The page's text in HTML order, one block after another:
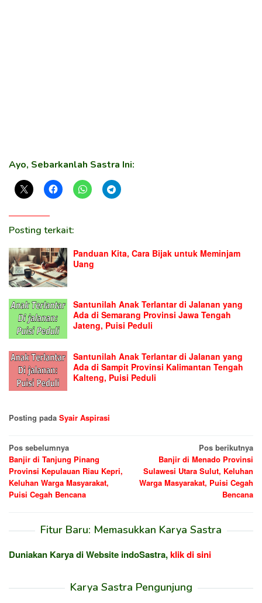
Ayo, Sebarkanlah Sastra Ini:
Posting terkait:
Panduan Kita, Cara Bijak untuk Meminjam
Uang
Santunilah Anak Terlantar di Jalanan yang
Ada di Semarang Provinsi Jawa Tengah
Jateng, Puisi Peduli
Santunilah Anak Terlantar di Jalanan yang
Ada di Sampit Provinsi Kalimantan Tengah
Kalteng, Puisi Peduli
Posting pada Syair Aspirasi
Navigasi
pos
Pos sebelumnya
Banjir di Tanjung Pinang
Provinsi Kepulauan Riau Kepri,
Keluhan Warga Masyarakat,
Puisi Cegah Bencana
Pos berikutnya
Banjir di Menado Provinsi
Sulawesi Utara Sulut, Keluhan
Warga Masyarakat, Puisi Cegah
Bencana
Fitur Baru: Memasukkan Karya Sastra
Duniakan Karya di Website indoSastra,klik di sini
Karya Sastra Pengunjung